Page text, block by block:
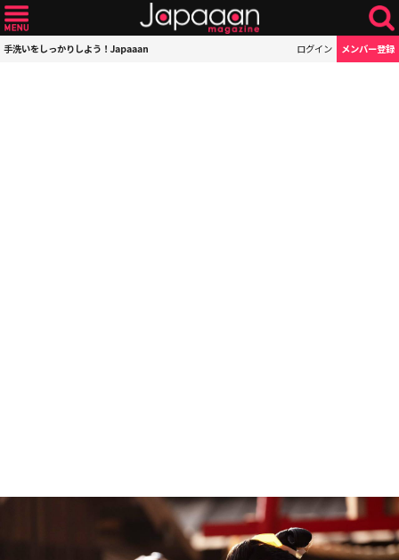
手洗いをしっかりしよう！Japaaan ログイン メンバー登録